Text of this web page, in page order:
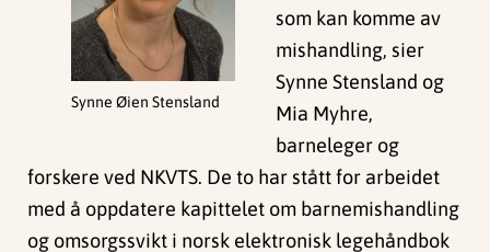
Synne Øien Stensland
som kan komme av
mishandling, sier
Synne Stensland og
Mia Myhre,
barneleger og
forskere ved NKVTS. De to har stått for arbeidet
med å oppdatere kapittelet om barnemishandling
og omsorgssvikt i norsk elektronisk legehåndbok